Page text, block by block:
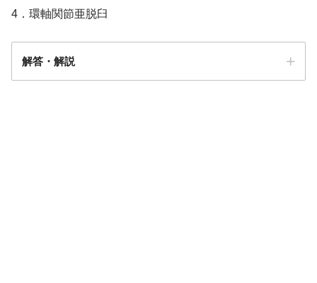
4．環軸関節亜脱臼
解答・解説